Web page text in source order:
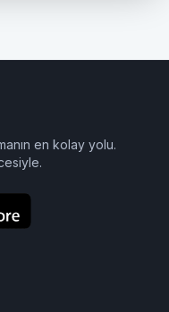
en kolay yolu.